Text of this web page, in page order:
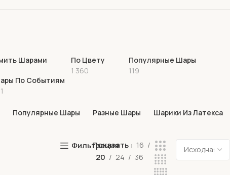
Шарами
По Цвету
1 360
Популярные Шары
119
По Событиям
Популярные Шары Разные Шары
Шарики Из Латекса
Фильтрация
Показать
16
20
24 36